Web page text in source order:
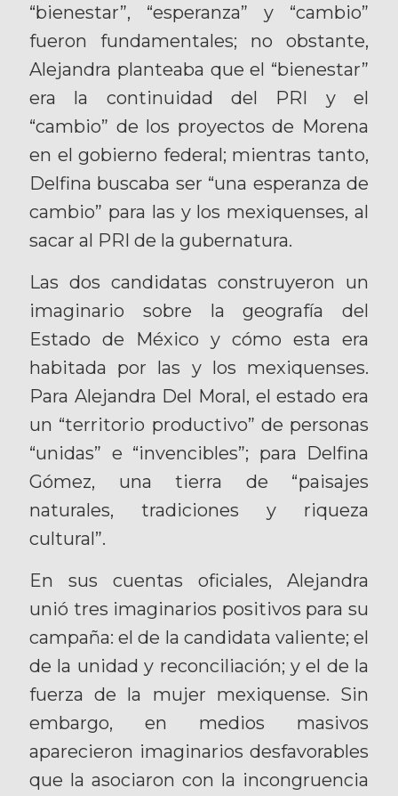
“bienestar”, “esperanza” y “cambio”
fueron fundamentales; no obstante,
Alejandra planteaba que el “bienestar”
era la continuidad del PRI y el
“cambio” de los proyectos de Morena
en el gobierno federal; mientras tanto,
Delfina buscaba ser “una esperanza de
cambio” para las y los mexiquenses, al
sacar al PRI de la gubernatura.
Las dos candidatas construyeron un
imaginario sobre la geografía del
Estado de México y cómo esta era
habitada por las y los mexiquenses.
Para Alejandra Del Moral, el estado era
un “territorio productivo” de personas
“unidas” e “invencibles”; para Delfina
Gómez, una tierra de “paisajes
naturales, tradiciones y riqueza
cultural”.
En sus cuentas oficiales, Alejandra
unió tres imaginarios positivos para su
campaña: el de la candidata valiente; el
de la unidad y reconciliación; y el de la
fuerza de la mujer mexiquense. Sin
embargo, en medios masivos
aparecieron imaginarios desfavorables
que la asociaron con la incongruencia